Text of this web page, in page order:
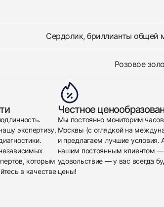
Сердолик, бриллианты общей
Розовое
экспертизу,
которым
в качестве
Честное
Мы постоянно мониторим
Москвы (с оглядкой на
и предлагаем лучшие условия.
нашим постоянным клиентом
удовольствие — у вас всегда
цены!